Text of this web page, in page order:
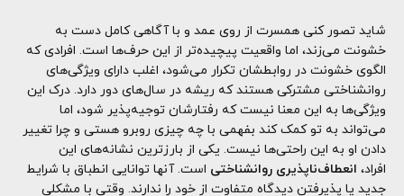
شاید تصور کنی همسرت از روی عمد و با آگاهی کامل دست به
خشونت می‌زند، اما واقعیت پیچیده‌تر از این حرف‌ها است. افرادی که
الگوی خشونت در روابطشان تکرار می‌شود، اغلب دارای ویژگی‌های
روانشناختی مشترکی هستند که ریشه در سال‌های دور دارد. درک این
ویژگی‌ها به این معنا نیست که رفتارشان توجیه‌پذیر شود، اما
می‌تواند به تو کمک کند بفهمی با چه چیزی روبرو هستی و چرا تغییر
دادن او به این راحتی‌ها نیست. یکی از بارزترین نشانه‌های این
افراد، انعطاف‌ناپذیری روانشناختی است. آنها توانایی انطباق با شرایط
جدید یا پذیرفتن دیدگاه متفاوت از خود را ندارند. وقتی با مشکلی